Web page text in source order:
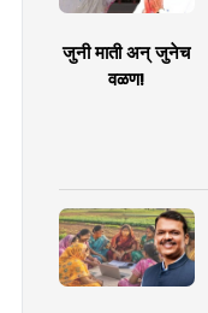
जुनी माती अन् जुनेच
वळण!